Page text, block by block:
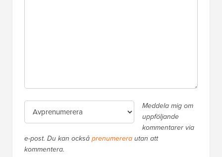
Meddela mig om
uppföljande
kommentarer via
e-post. Du kan ocksåprenumererautan att
kommentera.